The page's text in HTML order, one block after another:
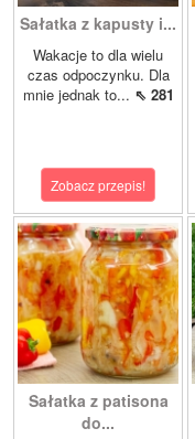
Sałatka z kapusty i...
Wakacje to dla wielu
czas odpoczynku. Dla
mnie jednak to... ⇖ 281
Zobacz przepis!
Sałatka z patisona
do...